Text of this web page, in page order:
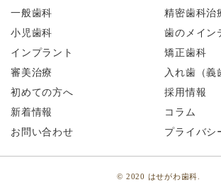
一般歯科
精密歯科治
小児歯科
歯のメイン
インプラント
矯正歯科
審美治療
入れ歯（義
初めての方へ
採用情報
新着情報
コラム
お問い合わせ
プライバシ
© 2020 はせがわ歯科.